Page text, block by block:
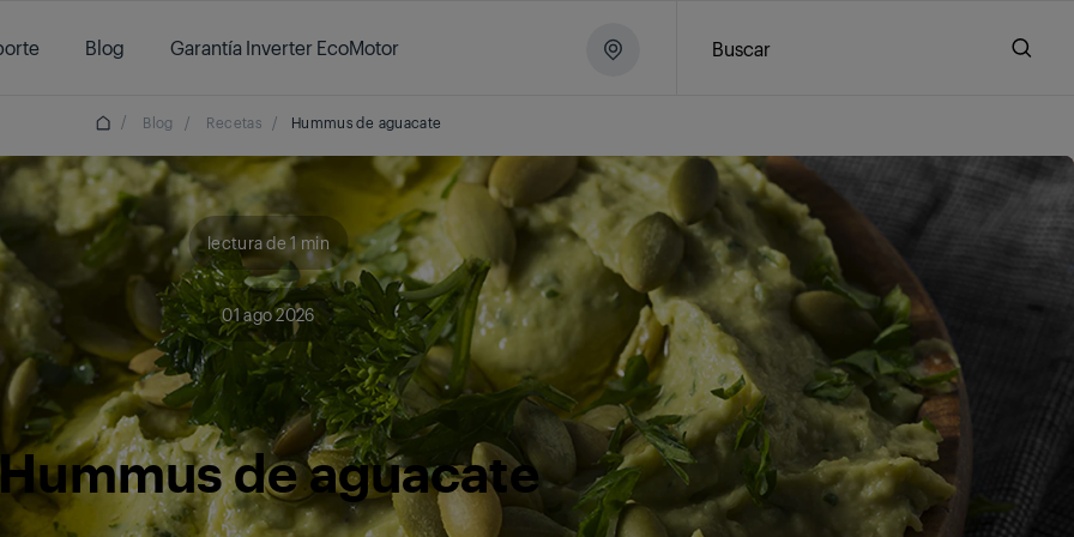
Blog Garantía Inverter EcoMotor Buscar
/ Blog / Recetas / Hummus de aguacate
lectura de 1 min
01 ago 2026
de aguacate